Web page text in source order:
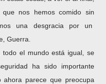
nos hemos comido sin
una desgracia por un
Guerra.
el mundo está igual, se
ha sido importante
parece que preocupa